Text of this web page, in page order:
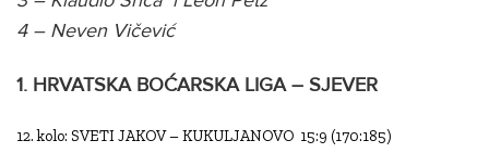
4 – Neven Vičević
1. HRVATSKA BOĆARSKA LIGA – SJEVER
12. kolo: SVETI JAKOV – KUKULJANOVO 15:9 (170:185)